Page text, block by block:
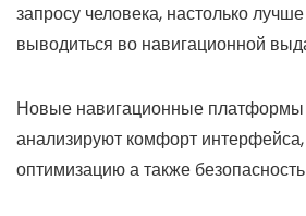
запросу человека, настолько
выводиться во навигационной
Новые навигационные платформы
анализируют комфорт
оптимизацию а также